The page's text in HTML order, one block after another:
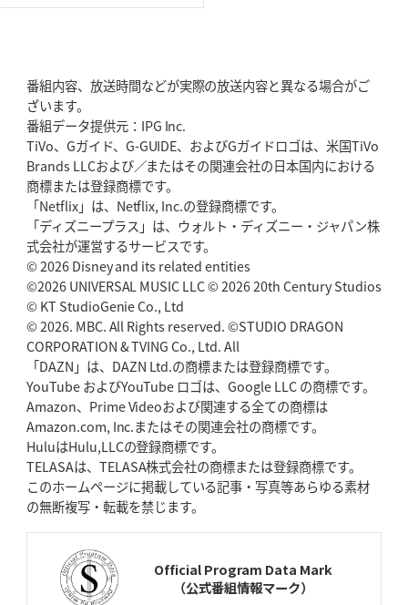
2026年5月21日(木)更新
狭山RG、ライチェル海遥スタッフ入り
ッション
2026年5月14日(木)更新
神戸、1位通過の立役者レタリック
「悲運の闘将」宮地克実氏死去 熱血指導で埼玉WKの基礎築く
2026年4月30日(木)更新
BR東京、「ユニバーサルデー」の意義「特別からノーマルへ」が最終
ゴール
2026年4月23日(木)更新
元代表ラピース、今季限りで引退「クボタは10年いた自分のホーム」
2026年4月16日(木)更新
BL東京「強化拠点」を「共有財産」に新クラブハウスは「皆に開かれ
た空間」
2026年4月9日(木)更新
スティーラーズ、名門復活の足音
2026年4月2日(木)更新
番組内容、放送時間などが実際の放送内容と異なる場合がご
ざいます。
番組データ提供元：IPG Inc.
TiVo、Gガイド、G-GUIDE、およびGガイドロゴは、米国TiVo
Brands LLCおよび／またはその関連会社の日本国内における
商標または登録商標です。
「Netflix」は、Netflix, Inc.の登録商標です。
「ディズニープラス」は、ウォルト・ディズニー・ジャパン株
式会社が運営するサービスです。
© 2026 Disney and its related entities
©2026 UNIVERSAL MUSIC LLC © 2026 20th Century Studios
© KT StudioGenie Co., Ltd
© 2026. MBC. All Rights reserved. ©STUDIO DRAGON
CORPORATION & TVING Co., Ltd. All
「DAZN」は、DAZN Ltd.の商標または登録商標です。
YouTube およびYouTube ロゴは、Google LLC の商標です。
Amazon、Prime Videoおよび関連する全ての商標は
Amazon.com, Inc.またはその関連会社の商標です。
HuluはHulu,LLCの登録商標です。
TELASAは、TELASA株式会社の商標または登録商標です。
このホームページに掲載している記事・写真等あらゆる素材
の無断複写・転載を禁じます。
Official Program Data Mark
（公式番組情報マーク）